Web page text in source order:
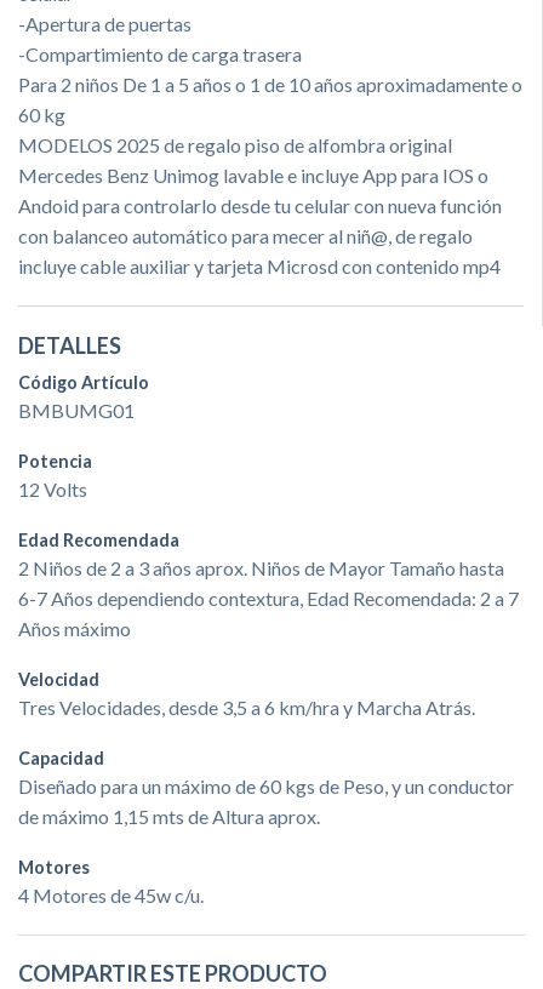
-Apertura de puertas
-Compartimiento de carga trasera
Para 2 niños De 1 a 5 años o 1 de 10 años aproximadamente o
60 kg
MODELOS 2025 de regalo piso de alfombra original
Mercedes Benz Unimog lavable e incluye App para IOS o
Andoid para controlarlo desde tu celular con nueva función
con balanceo automático para mecer al niñ@, de regalo
incluye cable auxiliar y tarjeta Microsd con contenido mp4
DETALLES
Código Artículo
BMBUMG01
Potencia
12 Volts
Edad Recomendada
2 Niños de 2 a 3 años aprox. Niños de Mayor Tamaño hasta
6-7 Años dependiendo contextura, Edad Recomendada: 2 a 7
Años máximo
Velocidad
Tres Velocidades, desde 3,5 a 6 km/hra y Marcha Atrás.
Capacidad
Diseñado para un máximo de 60 kgs de Peso, y un conductor
de máximo 1,15 mts de Altura aprox.
Motores
4 Motores de 45w c/u.
COMPARTIR ESTE PRODUCTO